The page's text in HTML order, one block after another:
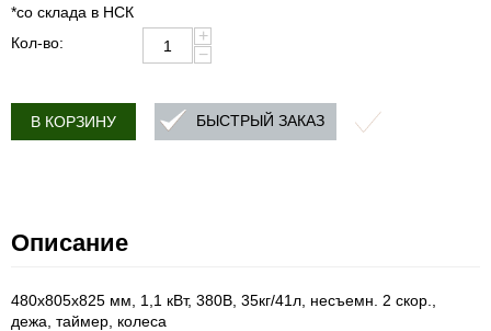
*со склада в НСК
Кол-во:
+
−
В КОРЗИНУ БЫСТРЫЙ ЗАКАЗ
Описание
480х805х825 мм, 1,1 кВт, 380В, 35кг/41л, несъемн. 2 скор.,
дежа, таймер, колеса